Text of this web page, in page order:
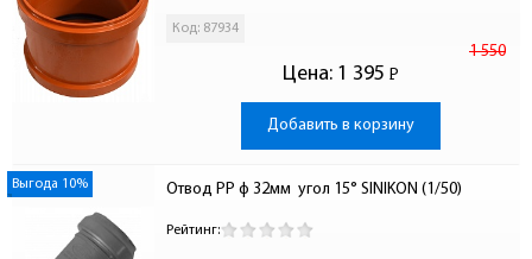
Код: 87934
Цена:
1 550
1 395 Р
-
Добавить в корзину
Выгода 10% Отвод PP ф 32мм  угол 15° SINIKON (1/50)
Рейтинг: